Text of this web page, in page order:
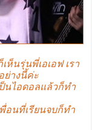
ห็นรุ่นพี่เอเอฟ เรา
ย่างนี้ค่ะ
นไอดอลแล้วก็ทำ
อนที่เรียนจบก็ทำ